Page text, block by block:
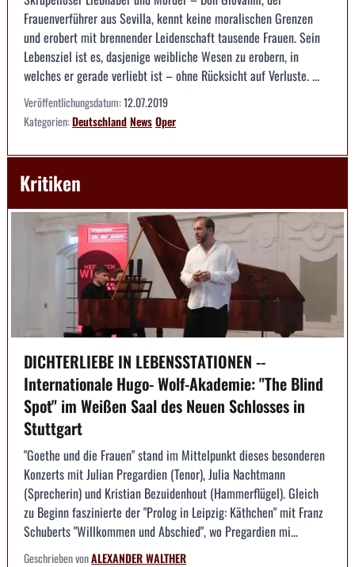
Frauenverführer aus Sevilla, kennt keine moralischen Grenzen
und erobert mit brennender Leidenschaft tausende Frauen. Sein
Lebensziel ist es, dasjenige weibliche Wesen zu erobern, in
welches er gerade verliebt ist – ohne Rücksicht auf Verluste. ...
Veröffentlichungsdatum:12.07.2019
Kategorien:DeutschlandNewsOper
Kritiken
DICHTERLIEBE IN LEBENSSTATIONEN --
Internationale Hugo- Wolf-Akademie: "The Blind
Spot" im Weißen Saal des Neuen Schlosses in
Stuttgart
"Goethe und die Frauen" stand im Mittelpunkt dieses besonderen
Konzerts mit Julian Pregardien (Tenor), Julia Nachtmann
(Sprecherin) und Kristian Bezuidenhout (Hammerflügel). Gleich
zu Beginn faszinierte der "Prolog in Leipzig: Käthchen" mit Franz
Schuberts "Willkommen und Abschied", wo Pregardien mi...
Geschrieben vonALEXANDER WALTHER